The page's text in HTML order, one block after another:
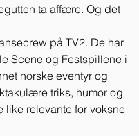
ta affære. Og det
på TV2. De har
Scene og Festspillene i
norske eventyr og
triks, humor og
relevante for voksne